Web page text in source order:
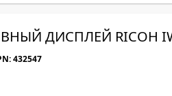
ДИСПЛЕЙ RICOH
432547